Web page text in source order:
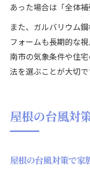
あった場合は「全体補
また、ガルバリウム
フォームも長期的な
南市の気象条件や住
法を選ぶことが大切で
屋根の台風対
屋根の台風対策で家